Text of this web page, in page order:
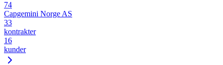
74
Capgemini Norge AS
33
kontrakter
16
kunder